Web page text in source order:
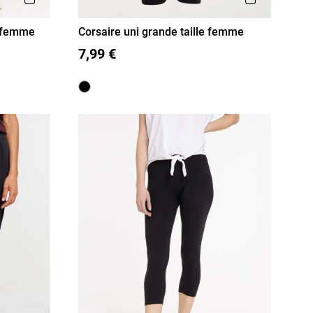
48 50 52 54 56 XL XXL
Corsaire uni grande taille femme
7,99 €